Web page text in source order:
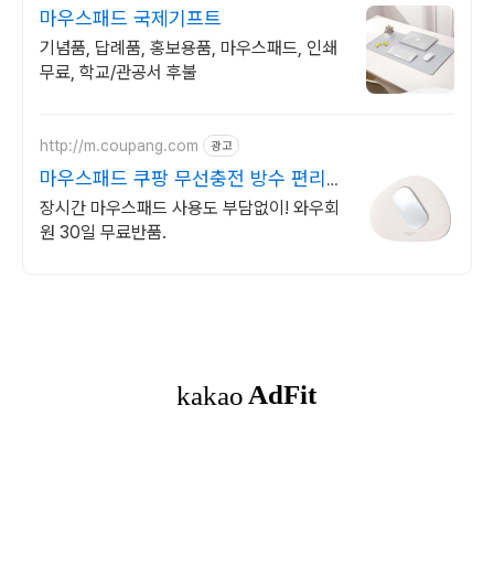
마우스패드 국제기프트
기념품, 답례품, 홍보용품, 마우스패드, 인쇄
무료, 학교/관공서 후불
http://m.coupang.com 광고
마우스패드 쿠팡 무선충전 방수 편리함
까지
장시간 마우스패드 사용도 부담없이! 와우회
원 30일 무료반품.